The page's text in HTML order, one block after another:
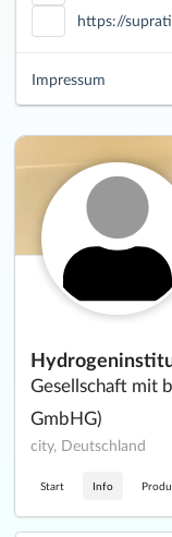
Gesellschaft mit
GmbHG)
city, Deutschland
Start Info
https://
Impressum